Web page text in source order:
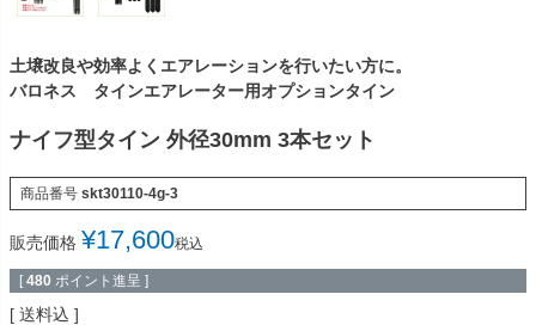
土壌改良や効率よくエアレーションを行いたい方に。
バロネス タインエアレーター用オプションタイン
ナイフ型タイン 外径30mm 3本セット
商品番号 skt30110-4g-3
販売価格 ¥17,600税込
[ 480 ポイント進呈 ]
送料込